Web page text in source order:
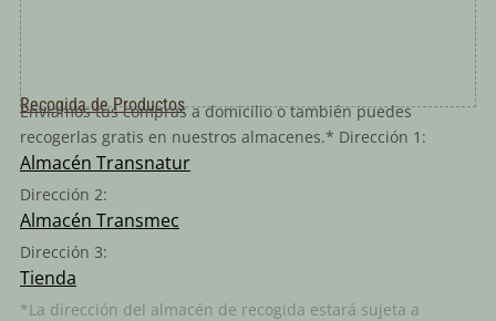
Recogida de Productos
Enviamos tus compras a domicilio o también puedes
recogerlas gratis en nuestros almacenes.* Dirección 1:
Almacén Transnatur
Dirección 2:
Almacén Transmec
Dirección 3:
Tienda
*La dirección del almacén de recogida estará sujeta a